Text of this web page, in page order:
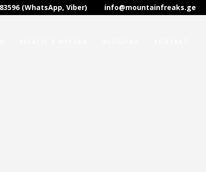
(WhatsApp, Viber) info@mountainfreaks.ge